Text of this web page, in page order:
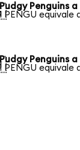
Pudgy Penguins
1 PENGU equivale
Pudgy Penguins
1 PENGU equivale